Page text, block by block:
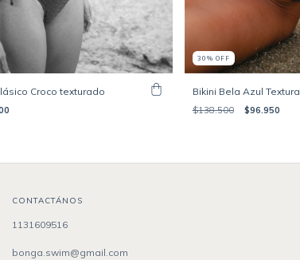
Croco texturado
30 % OFF
Bikini Bela Azul Textura
$138.500 $96.950
CONTACTÁNOS
1131609516
bonga.swim@gmail.com